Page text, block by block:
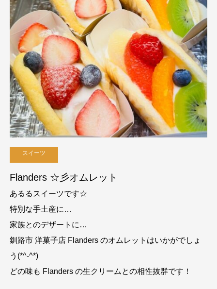
スイーツ
Flanders ☆彡オムレット
あるるスイーツです☆
特別な手土産に…
家族とのデザートに…
釧路市 洋菓子店 Flanders のオムレットはいかがでしょ
う(*^-^*)
どの味も Flanders の生クリームとの相性抜群です！